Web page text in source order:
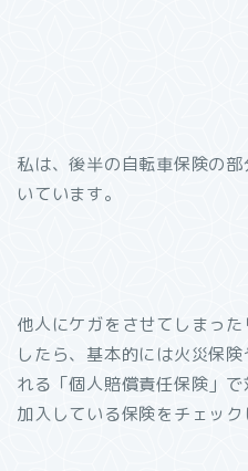
私は、後半の自転車保険の
いています。
他人にケガをさせてしまっ
したら、基本的には火災保
れる「個人賠償責任保険」
加入している保険をチェック